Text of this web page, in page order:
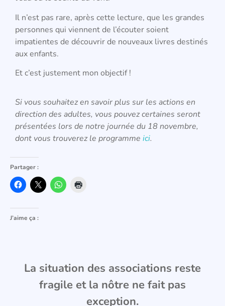
Il n’est pas rare, après cette lecture, que les grandes
personnes qui viennent de l’écouter soient
impatientes de découvrir de nouveaux livres destinés
aux enfants.
Et c’est justement mon objectif !
Si vous souhaitez en savoir plus sur les actions en
direction des adultes, vous pouvez certaines seront
présentées lors de notre journée du 18 novembre,
dont vous trouverez le programme ici.
Partager :
J’aime ça :
La situation des associations reste
fragile et la nôtre ne fait pas
exception.